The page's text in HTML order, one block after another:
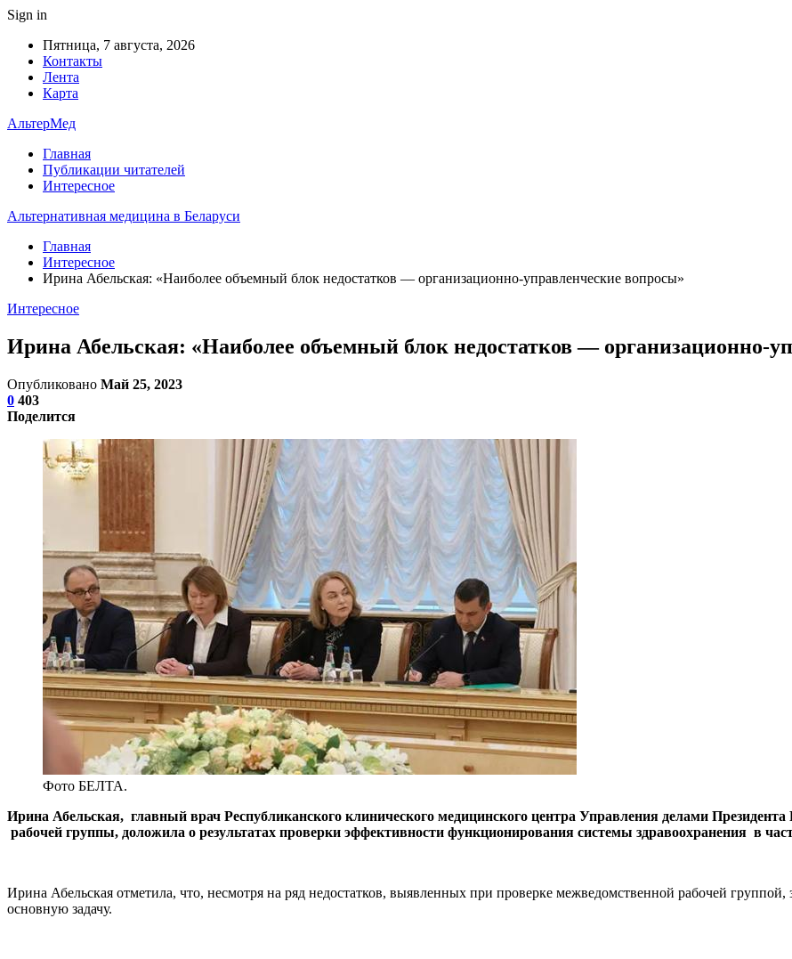
Sign in
Пятница, 7 августа, 2026
Контакты
Лента
Карта
АльтерМед
Главная
Публикации читателей
Интересное
Альтернативная медицина в Беларуси
Главная
Интересное
Ирина Абельская: «Наиболее объемный блок недостатков — организационно-управленческие вопросы»
Интересное
Ирина Абельская: «Наиболее объемный блок недостатков — организационно-
Опубликовано Май 25, 2023
0 403
Поделится
Фото БЕЛТА.
Ирина Абельская, главный врач Республиканского клинического медицинского центра Управления делами
рабочей группы, доложила о результатах проверки эффективности функционирования системы здравоохранения в
Ирина Абельская отметила, что, несмотря на ряд недостатков, выявленных при проверке межведомственной рабочей
основную задачу.